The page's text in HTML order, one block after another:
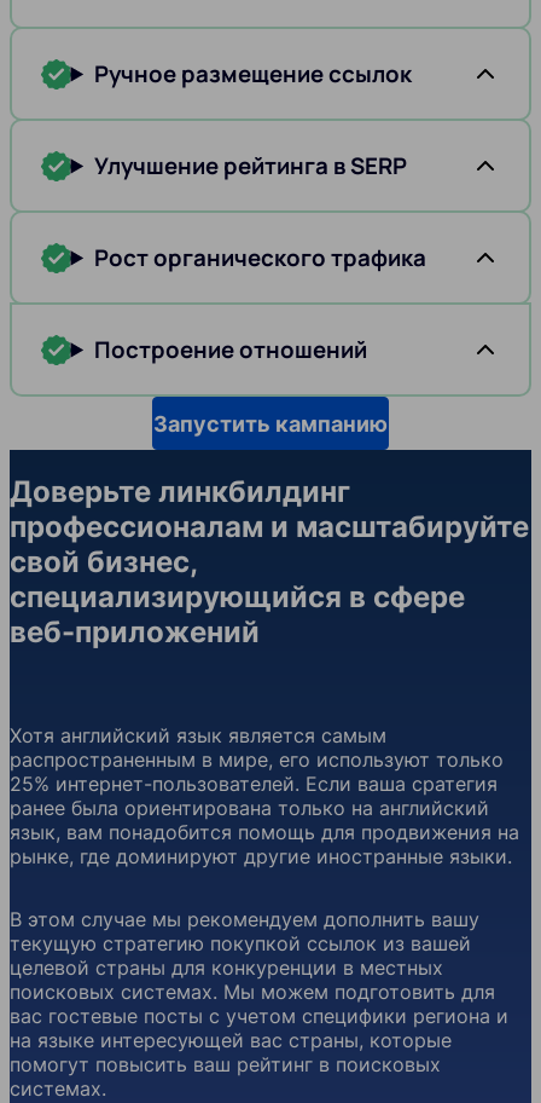
Ручное размещение ссылок
Улучшение рейтинга в SERP
Рост органического трафика
Построение отношений
Запустить кампанию
Доверьте линкбилдинг
профессионалам и масштабируйте
свой бизнес,
специализирующийся в сфере
веб-приложений
Хотя английский язык является самым
распространенным в мире, его используют только
25% интернет-пользователей. Если ваша сратегия
ранее была ориентирована только на английский
язык, вам понадобится помощь для продвижения на
рынке, где доминируют другие иностранные языки.
В этом случае мы рекомендуем дополнить вашу
текущую стратегию покупкой ссылок из вашей
целевой страны для конкуренции в местных
поисковых системах. Мы можем подготовить для
вас гостевые посты с учетом специфики региона и
на языке интересующей вас страны, которые
помогут повысить ваш рейтинг в поисковых
системах.